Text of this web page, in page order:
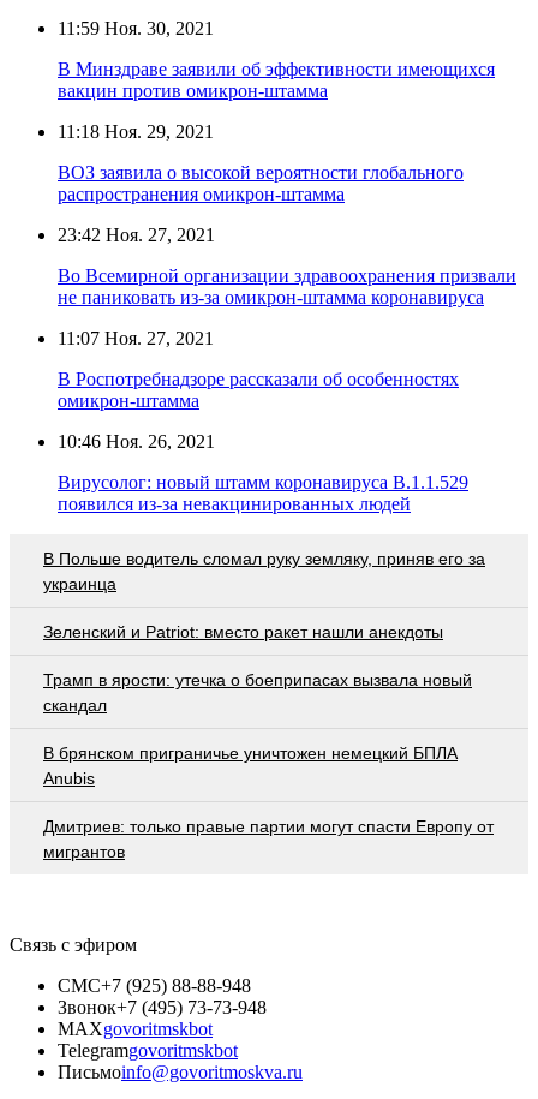
11:59 Ноя. 30, 2021
В Минздраве заявили об эффективности имеющихся
вакцин против омикрон-штамма
11:18 Ноя. 29, 2021
ВОЗ заявила о высокой вероятности глобального
распространения омикрон-штамма
23:42 Ноя. 27, 2021
Во Всемирной организации здравоохранения призвали
не паниковать из-за омикрон-штамма коронавируса
11:07 Ноя. 27, 2021
В Роспотребнадзоре рассказали об особенностях
омикрон-штамма
10:46 Ноя. 26, 2021
Вирусолог: новый штамм коронавируса B.1.1.529
появился из-за невакцинированных людей
В Польше водитель сломал руку земляку, приняв его за
украинца
Зеленский и Patriot: вместо ракет нашли анекдоты
Трамп в ярости: утечка о боеприпасах вызвала новый
скандал
В брянском приграничье уничтожен немецкий БПЛА
Anubis
Дмитриев: только правые партии могут спасти Европу от
мигрантов
Связь с эфиром
СМС+7 (925) 88-88-948
Звонок+7 (495) 73-73-948
MAXgovoritmskbot
Telegramgovoritmskbot
Письмоinfo@govoritmoskva.ru